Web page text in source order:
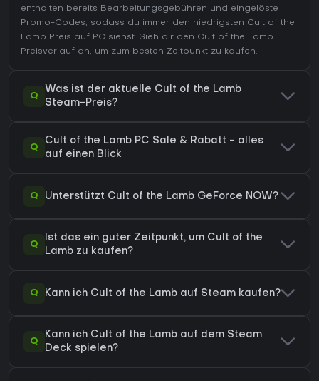
enthalten bereits Bearbeitungsgebühren und eingelöste
Promo-Codes, sodass du immer den niedrigsten Cult of the
Lamb Preis auf PC siehst. Sieh dir den Cult of the Lamb
Preisverlauf an, um zum besten Zeitpunkt zu kaufen.
Q
Was ist der aktuelle Cult of the Lamb
Steam-Preis?
Q
Cult of the Lamb PC Sale & Rabatt - alles
auf einen Blick
Q Unterstützt Cult of the Lamb GeForce NOW?
Q
Ist das ein guter Zeitpunkt, um Cult of the
Lamb zu kaufen?
Q Kann ich Cult of the Lamb auf Steam kaufen?
Q
Kann ich Cult of the Lamb auf dem Steam
Deck spielen?